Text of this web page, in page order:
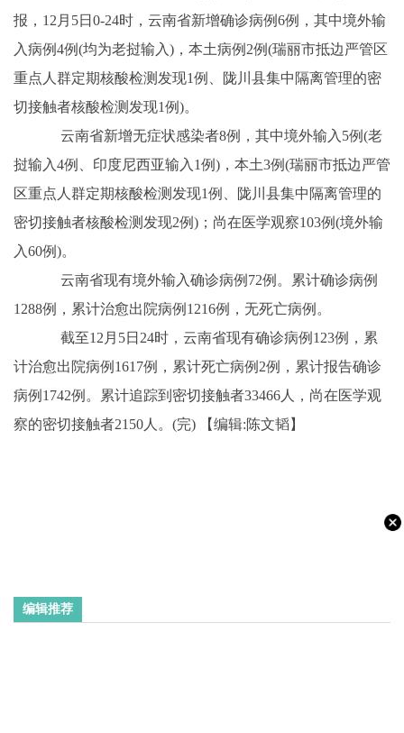
报，12月5日0-24时，云南省新增确诊病例6例，其中境外输
入病例4例(均为老挝输入)，本土病例2例(瑞丽市抵边严管区
重点人群定期核酸检测发现1例、陇川县集中隔离管理的密
切接触者核酸检测发现1例)。
云南省新增无症状感染者8例，其中境外输入5例(老
挝输入4例、印度尼西亚输入1例)，本土3例(瑞丽市抵边严管
区重点人群定期核酸检测发现1例、陇川县集中隔离管理的
密切接触者核酸检测发现2例)；尚在医学观察103例(境外输
入60例)。
云南省现有境外输入确诊病例72例。累计确诊病例
1288例，累计治愈出院病例1216例，无死亡病例。
截至12月5日24时，云南省现有确诊病例123例，累
计治愈出院病例1617例，累计死亡病例2例，累计报告确诊
病例1742例。累计追踪到密切接触者33466人，尚在医学观
察的密切接触者2150人。(完)
【编辑:陈文韬】
编辑推荐